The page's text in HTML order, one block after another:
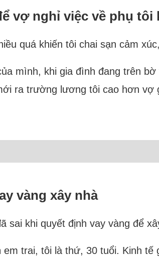
vợ nghỉ việc về phụ tôi
quá khiến tôi chai sạn cảm
mình, khi gia đình đang trên
ra trường lương tôi cao hơn vợ
vàng xây nhà
sai khi quyết định vay vàng để
em trai, tôi là thứ, 30 tuổi. Kinh